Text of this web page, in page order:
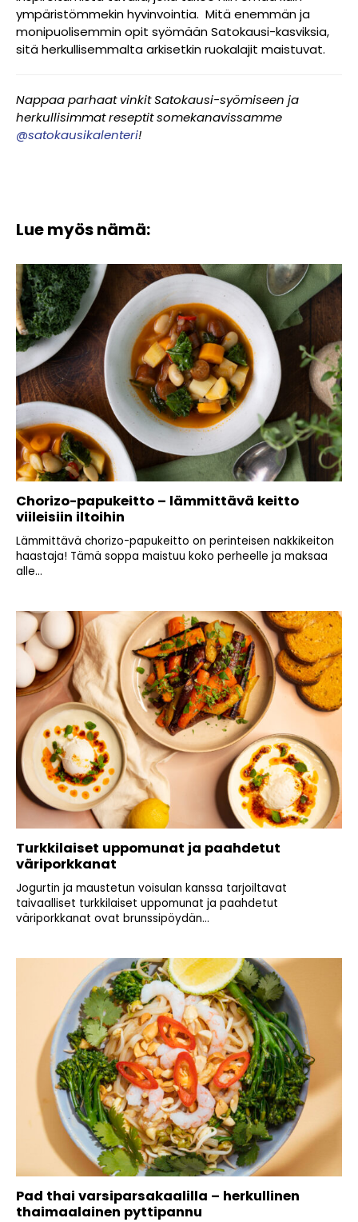
ympäristömmekin hyvinvointia. Mitä enemmän ja
monipuolisemmin opit syömään Satokausi-kasviksia,
sitä herkullisemmalta arkisetkin ruokalajit maistuvat.
Nappaa parhaat vinkit Satokausi-syömiseen ja
herkullisimmat reseptit somekanavissamme
@satokausikalenteri!
Lue myös nämä:
Chorizo-papukeitto – lämmittävä keitto
viileisiin iltoihin
Lämmittävä chorizo-papukeitto on perinteisen nakkikeiton
haastaja! Tämä soppa maistuu koko perheelle ja maksaa
alle...
Turkkilaiset uppomunat ja paahdetut
väriporkkanat
Jogurtin ja maustetun voisulan kanssa tarjoiltavat
taivaalliset turkkilaiset uppomunat ja paahdetut
väriporkkanat ovat brunssipöydän...
Pad thai varsiparsakaalilla – herkullinen
thaimaalainen pyttipannu